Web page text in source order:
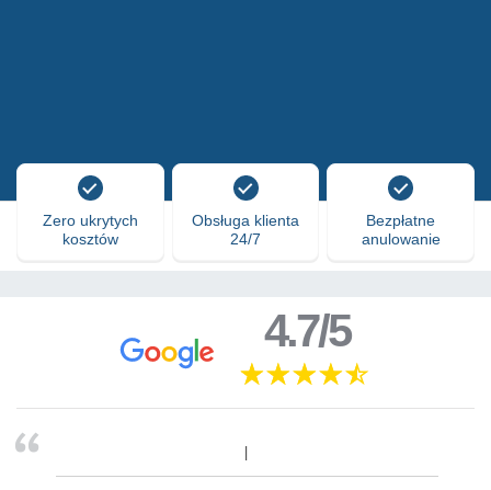
Zero ukrytych
kosztów
Obsługa klienta
24/7
Bezpłatne
anulowanie
4.7/5